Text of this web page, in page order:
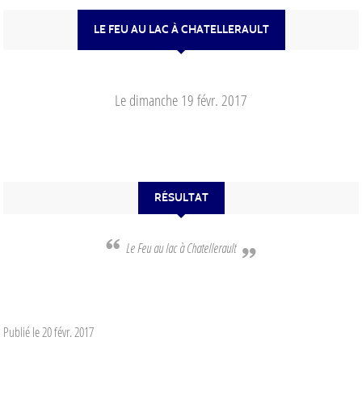
LE FEU AU LAC À CHATELLERAULT
Le dimanche 19 févr. 2017
RÉSULTAT
Le Feu au lac à Chatellerault
Publié le20 févr. 2017